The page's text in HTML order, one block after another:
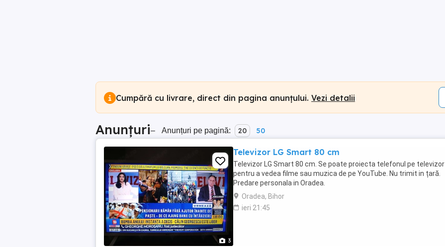
Cumpără cu livrare, direct din pagina anunțului. Vezi detalii
Anunțuri– Anunțuri pe pagină: 20 50
3
Televizor LG Smart 80 cm
Televizor LG Smart 80 cm. Se poate proiecta telefonul pe televizor
pentru a vedea filme sau muzica de pe YouTube. Nu trimit in țară.
Predare personala in Oradea.
Oradea, Bihor
ieri 21:45